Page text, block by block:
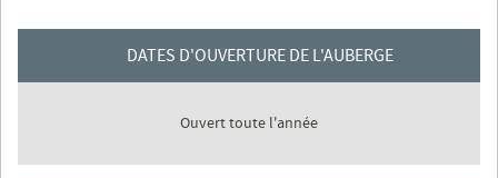
DATES D'OUVERTURE DE L'AUBERGE
Ouvert toute l'année